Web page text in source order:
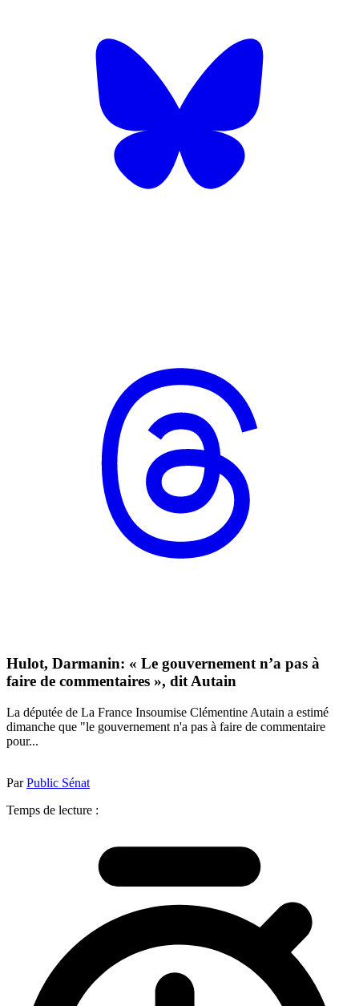
Hulot, Darmanin: « Le gouvernement n’a pas à
faire de commentaires », dit Autain
La députée de La France Insoumise Clémentine Autain a estimé
dimanche que "le gouvernement n'a pas à faire de commentaire
pour...
ParPublic Sénat
Temps de lecture :